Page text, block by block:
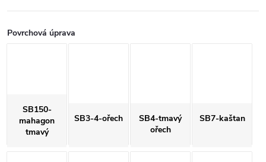
Povrchová úprava
SB150-
mahagon
tmavý
SB3-4-ořech
SB4-tmavý
ořech
SB7-kaštan